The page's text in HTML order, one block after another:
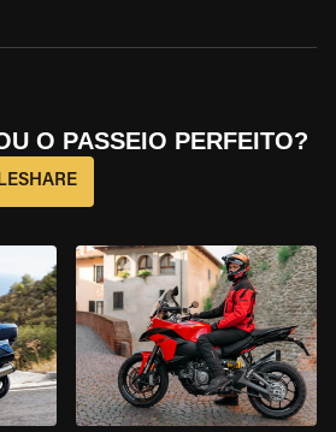
O PASSEIO PERFEITO?